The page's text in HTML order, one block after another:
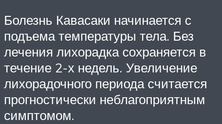
Болезнь Кавасаки начинается с
подъема температуры тела. Без
лечения лихорадка сохраняется в
течение 2-х недель. Увеличение
лихорадочного периода считается
прогностически неблагоприятным
симптомом.